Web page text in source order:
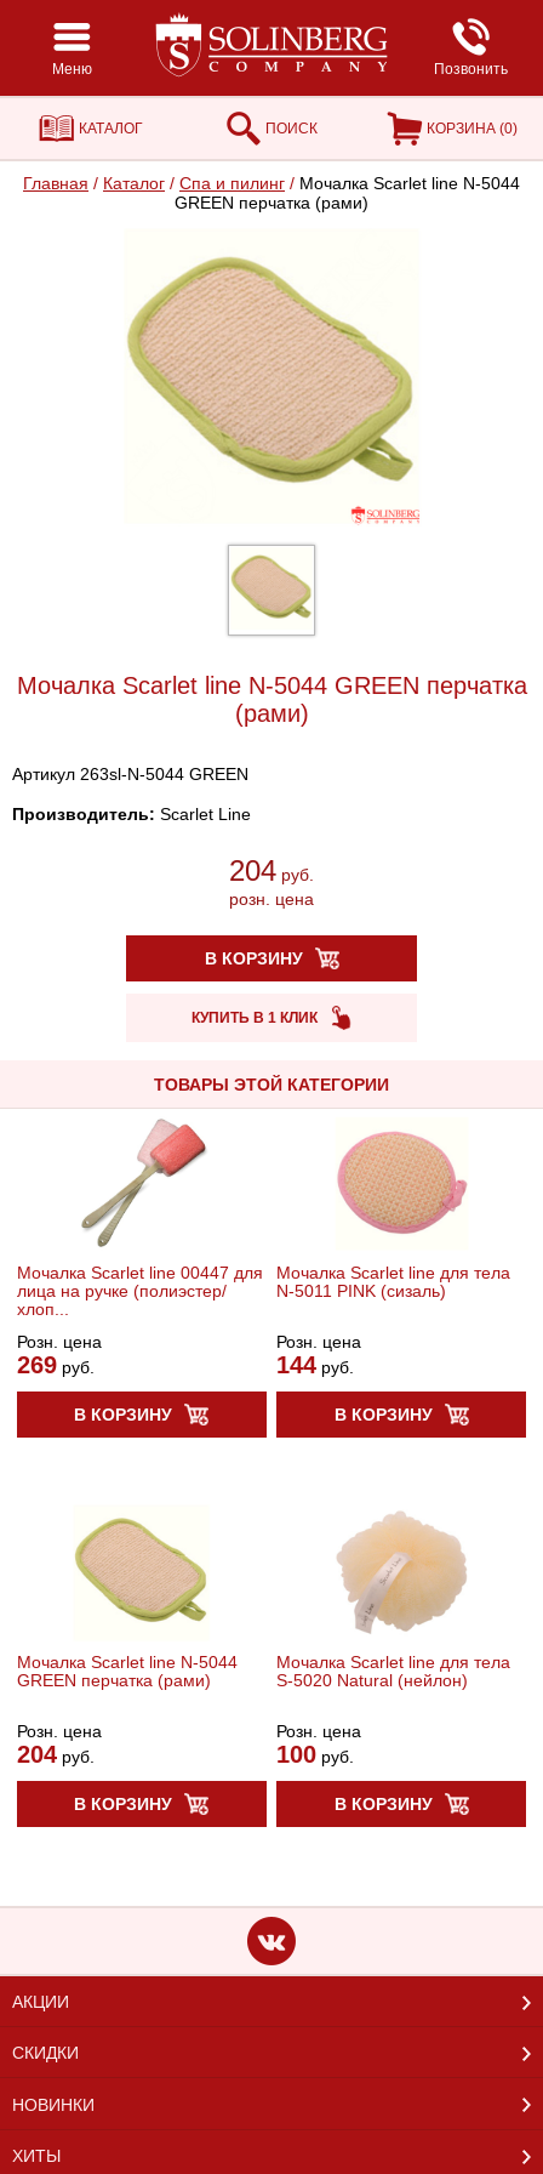
Меню Позвонить
КАТАЛОГ ПОИСК КОРЗИНА (0)
Главная / Каталог / Спа и пилинг / Мочалка Scarlet line N-5044
GREEN перчатка (рами)
Мочалка Scarlet line N-5044 GREEN перчатка
(рами)
Артикул 263sl-N-5044 GREEN
Производитель: Scarlet Line
204 руб.
розн. цена
В КОРЗИНУ
КУПИТЬ В 1 КЛИК
ТОВАРЫ ЭТОЙ КАТЕГОРИИ
Мочалка Scarlet line 00447 для
лица на ручке (полиэстер/
хлоп...
Розн. цена
269руб.
В КОРЗИНУ
Мочалка Scarlet line для тела
N-5011 PINK (сизаль)
Розн. цена
144 руб.
В КОРЗИНУ
Мочалка Scarlet line N-5044
GREEN перчатка (рами)
Розн. цена
204руб.
В КОРЗИНУ
Мочалка Scarlet line для тела
S-5020 Natural (нейлон)
Розн. цена
100 руб.
В КОРЗИНУ
АКЦИИ
СКИДКИ
НОВИНКИ
ХИТЫ